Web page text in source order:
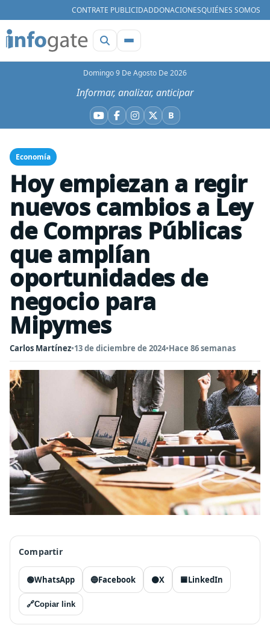
CONTRATE PUBLICIDADDONACIONESQUIÉNES SOMOS
Domingo 9 De Agosto De 2026
Informar, analizar, anticipar
YouTube
Facebook
Instagram
X BBluesky
Economía
Hoy empiezan a regir
nuevos cambios a Ley
de Compras Públicas
que amplían
oportunidades de
negocio para
Mipymes
Carlos Martínez•13 de diciembre de 2024•Hace 86 semanas
Compartir
🟢WhatsApp 🔵Facebook ⚫X 🟦LinkedIn
🔗Copiar link